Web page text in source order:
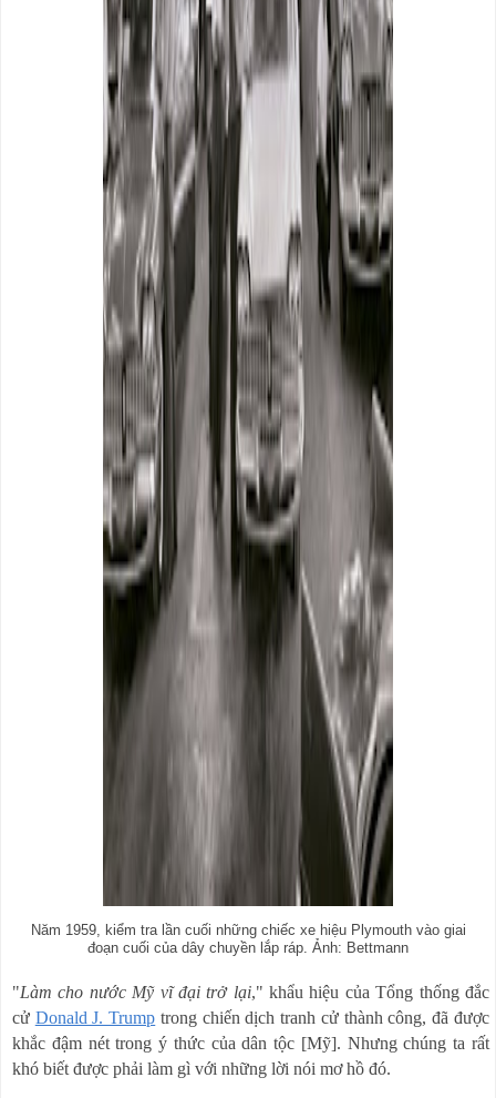
Năm 1959, kiểm tra lần cuối những chiếc xe hiệu Plymouth vào giai
đoạn cuối của dây chuyền lắp ráp. Ảnh: Bettmann
"Làm cho nước Mỹ vĩ đại trở lại," khẩu hiệu của Tổng thống đắc
cử Donald J. Trump trong chiến dịch tranh cử thành công, đã được
khắc đậm nét trong ý thức của dân tộc [Mỹ]. Nhưng chúng ta rất
khó biết được phải làm gì với những lời nói mơ hồ đó.